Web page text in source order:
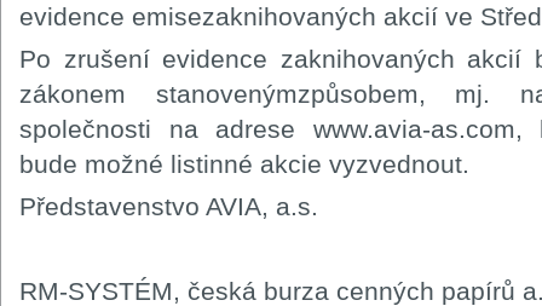
evidence emisezaknihovaných akcií ve
Po zrušení evidence zaknihovaných akcií
zákonem stanovenýmzpůsobem, mj.
společnosti na adrese www.avia-
bude možné listinné akcie vyzvednout.
Představenstvo AVIA, a.s.
RM-SYSTÉM, česká burza cenných papírů